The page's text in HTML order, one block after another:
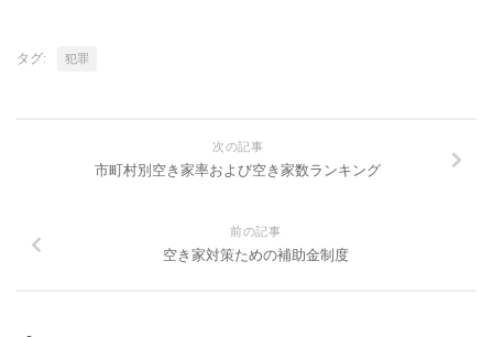
タグ: 犯罪
次の記事
市町村別空き家率および空き家数ランキング
前の記事
空き家対策ための補助金制度